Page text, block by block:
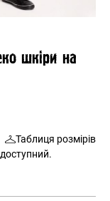
шкіри на
Таблиця розмірів